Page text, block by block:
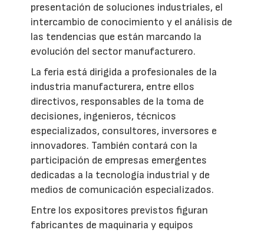
presentación de soluciones industriales, el
intercambio de conocimiento y el análisis de
las tendencias que están marcando la
evolución del sector manufacturero.
La feria está dirigida a profesionales de la
industria manufacturera, entre ellos
directivos, responsables de la toma de
decisiones, ingenieros, técnicos
especializados, consultores, inversores e
innovadores. También contará con la
participación de empresas emergentes
dedicadas a la tecnología industrial y de
medios de comunicación especializados.
Entre los expositores previstos figuran
fabricantes de maquinaria y equipos